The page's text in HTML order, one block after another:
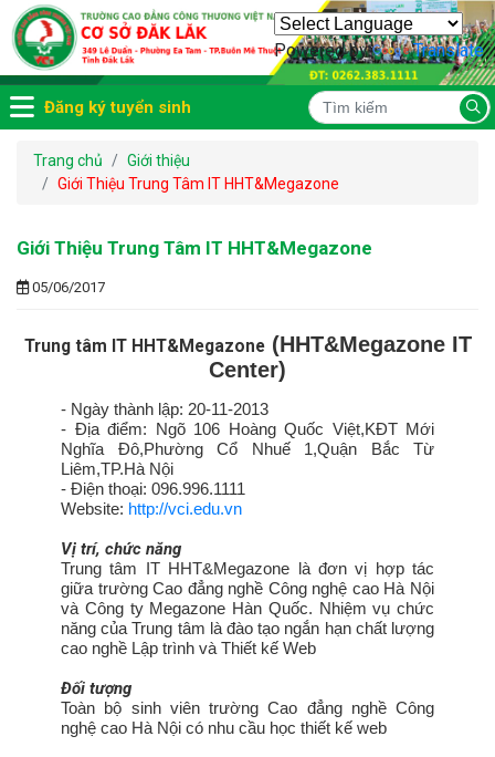
Powered by Translate
Đăng ký tuyển sinh
Trang chủ
Giới thiệu
Giới Thiệu Trung Tâm IT HHT&Megazone
Giới Thiệu Trung Tâm IT HHT&Megazone
05/06/2017
Trung tâm IT HHT&Megazone(HHT&Megazone IT
Center)
- Ngày thành lập: 20-11-2013
- Địa điểm: Ngõ 106 Hoàng Quốc Việt,KĐT Mới
Nghĩa Đô,Phường Cổ Nhuế 1,Quận Bắc Từ
Liêm,TP.Hà Nội
- Điện thoại: 096.996.1111
Website: http://vci.edu.vn
Vị trí, chức năng
Trung tâm IT HHT&Megazone là đơn vị hợp tác
giữa trường Cao đẳng nghề Công nghệ cao Hà Nội
và Công ty Megazone Hàn Quốc. Nhiệm vụ chức
năng của Trung tâm là đào tạo ngắn hạn chất lượng
cao nghề Lập trình và Thiết kế Web
Đối tượng
Toàn bộ sinh viên trường Cao đẳng nghề Công
nghệ cao Hà Nội có nhu cầu học thiết kế web